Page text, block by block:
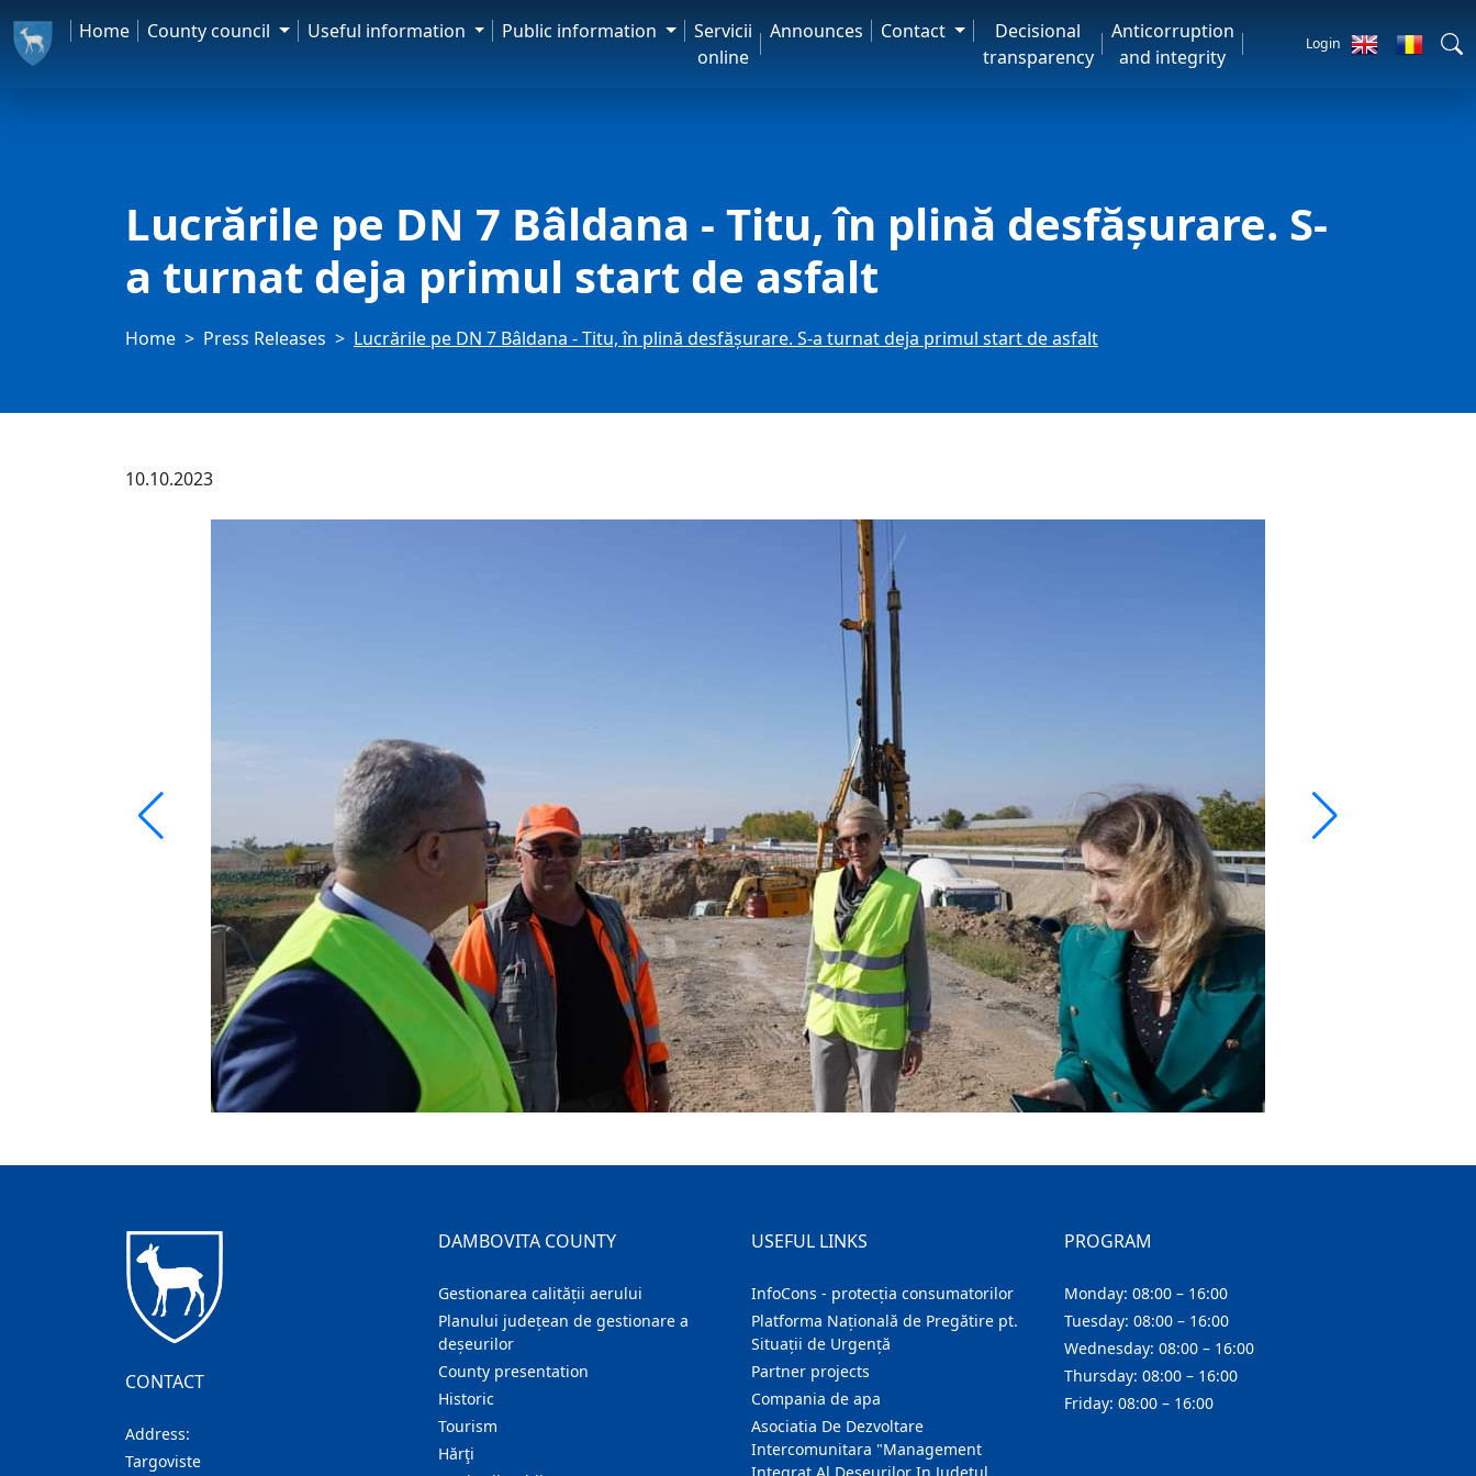
Home County council Useful information Public information
Servicii
online
Announces Contact
Decisional
transparency
Anticorruption
and integrity
Login
Lucrările pe DN 7 Bâldana - Titu, în plină desfășurare. S-
a turnat deja primul start de asfalt
Home Press Releases Lucrările pe DN 7 Bâldana - Titu, în plină desfășurare. S-a turnat deja primul start de asfalt
10.10.2023
CONTACT
Address:
Targoviste
DAMBOVITA COUNTY
Gestionarea calității aerului
Planului județean de gestionare a
deșeurilor
County presentation
Historic
Tourism
Hărţi
USEFUL LINKS
InfoCons - protecția consumatorilor
Platforma Națională de Pregătire pt.
Situații de Urgență
Partner projects
Compania de apa
Asociatia De Dezvoltare
Intercomunitara "Management
PROGRAM
Monday: 08:00 – 16:00
Tuesday: 08:00 – 16:00
Wednesday: 08:00 – 16:00
Thursday: 08:00 – 16:00
Friday: 08:00 – 16:00